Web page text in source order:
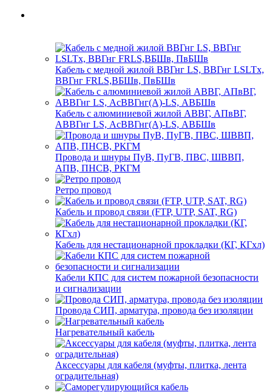
Кабель с медной жилой ВВГнг LS, ВВГнг LSLTx,
ВВГнг FRLS,ВБШв, ПвБШв
Кабель с алюминиевой жилой АВВГ, АПвВГ,
АВВГнг LS, АсВВГнг(А)-LS, АВБШв
Провода и шнуры ПуВ, ПуГВ, ПВС, ШВВП,
АПВ, ПНСВ, РКГМ
Ретро провод
Кабель и провод связи (FTP, UTP, SAT, RG)
Кабель для нестационарной прокладки (КГ, КГхл)
Кабели КПС для систем пожарной безопасности
и сигнализации
Провода СИП, арматура, провода без изоляции
Нагревательный кабель
Аксессуары для кабеля (муфты, плитка, лента
оградительная)